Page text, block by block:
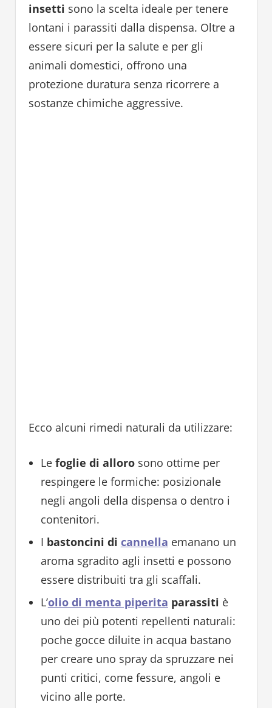
insetti sono la scelta ideale per tenere
lontani i parassiti dalla dispensa. Oltre a
essere sicuri per la salute e per gli
animali domestici, offrono una
protezione duratura senza ricorrere a
sostanze chimiche aggressive.
Ecco alcuni rimedi naturali da utilizzare:
Le foglie di allorosono ottime per
respingere le formiche: posizionale
negli angoli della dispensa o dentro i
contenitori.
I bastoncini di cannella emanano un
aroma sgradito agli insetti e possono
essere distribuiti tra gli scaffali.
L’olio di menta piperita parassiti è
uno dei più potenti repellenti naturali:
poche gocce diluite in acqua bastano
per creare uno spray da spruzzare nei
punti critici, come fessure, angoli e
vicino alle porte.